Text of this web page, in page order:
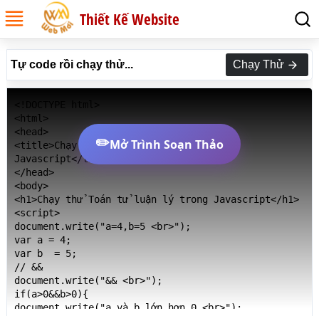
Thiết Kế Website
Tự code rồi chạy thử... Chạy Thử
<html>
<head>
<title>Chạy thử Toán tử luận lý trong
Javascript</title>
</head>
<body>
<h1>Chạy thử Toán tử luận lý trong Javascript</h1>
<script>
document.write("a=4,b=5 <br>");
var a = 4;
var b  = 5;
// &&
document.write("&& <br>");
if(a>0&&b>0){
document.write("a và b lớn hơn 0 <br>");
✏️Mở Trình Soạn Thảo